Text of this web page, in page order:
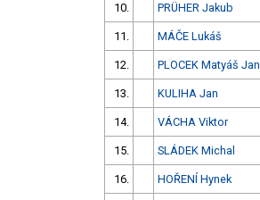
10. PRÜHER Jakub
11. MÁČE Lukáš
12. PLOCEK Matyáš Jan
13. KULIHA Jan
14. VÁCHA Viktor
15. SLÁDEK Michal
16. HOŘENÍ Hynek